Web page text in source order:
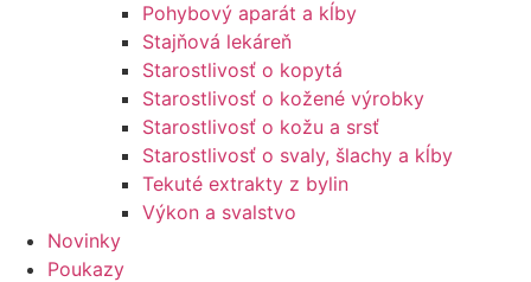
Pohybový aparát a kĺby
Stajňová lekáreň
Starostlivosť o kopytá
Starostlivosť o kožené výrobky
Starostlivosť o kožu a srsť
Starostlivosť o svaly, šlachy a kĺby
Tekuté extrakty z bylin
Výkon a svalstvo
Novinky
Poukazy